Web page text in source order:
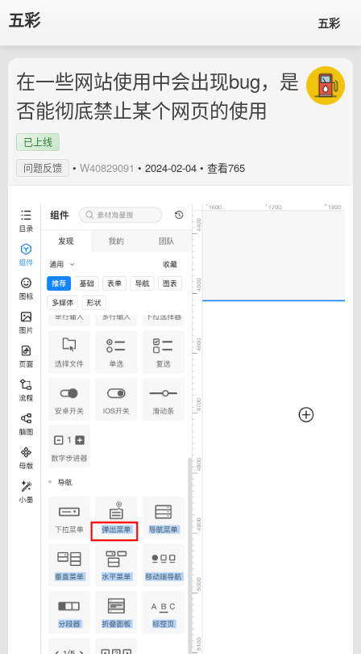
五彩 五彩
在一些网站使用中会出现bug，是
否能彻底禁止某个网页的使用
已上线
问题反馈
• W40829091 • 2024-02-04 • 查看765